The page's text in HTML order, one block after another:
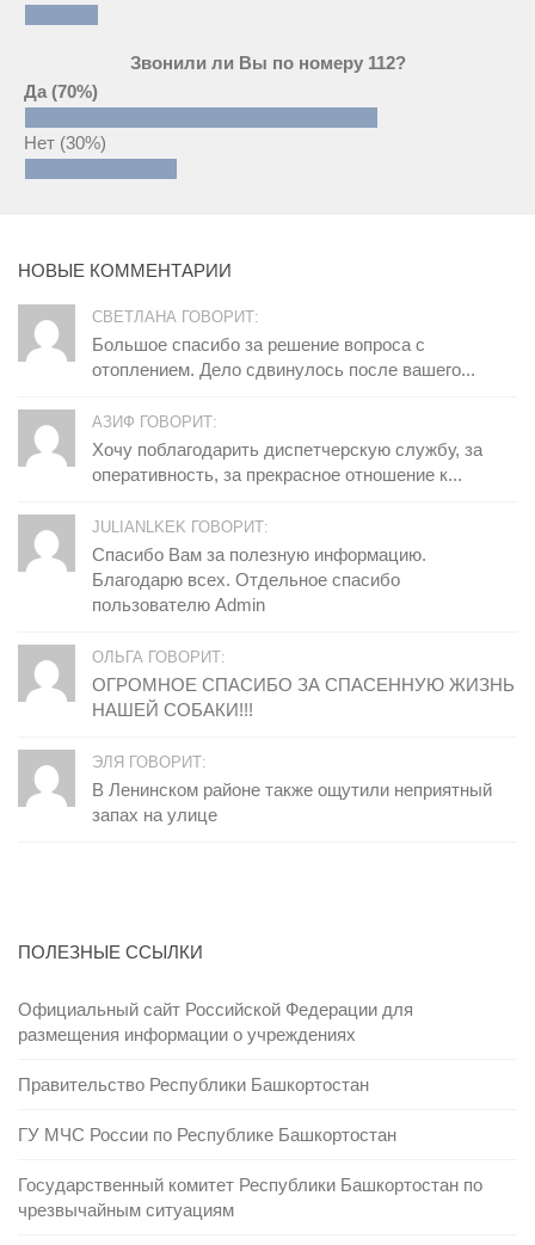
Звонили ли Вы по номеру 112?
Да (70%)
Нет (30%)
НОВЫЕ КОММЕНТАРИИ
СВЕТЛАНА ГОВОРИТ:
Большое спасибо за решение вопроса с
отоплением. Дело сдвинулось после вашего...
АЗИФ ГОВОРИТ:
Хочу поблагодарить диспетчерскую службу, за
оперативность, за прекрасное отношение к...
JULIANLKEK ГОВОРИТ:
Спасибо Вам за полезную информацию.
Благодарю всех. Отдельное спасибо
пользователю Admin
ОЛЬГА ГОВОРИТ:
ОГРОМНОЕ СПАСИБО ЗА СПАСЕННУЮ ЖИЗНЬ
НАШЕЙ СОБАКИ!!!
ЭЛЯ ГОВОРИТ:
В Ленинском районе также ощутили неприятный
запах на улице
ПОЛЕЗНЫЕ ССЫЛКИ
Официальный сайт Российской Федерации для
размещения информации о учреждениях
Правительство Республики Башкортостан
ГУ МЧС России по Республике Башкортостан
Государственный комитет Республики Башкортостан по
чрезвычайным ситуациям